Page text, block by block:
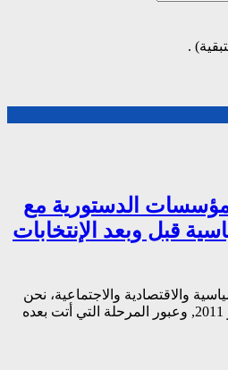
.
الدستورية مع
قبل وبعد الإنتخابات
والاقتصادية والاجتماعية، نحن
في المغرب بعد صدور دستور 2011, وعبور المرحلة التي أتت بعده